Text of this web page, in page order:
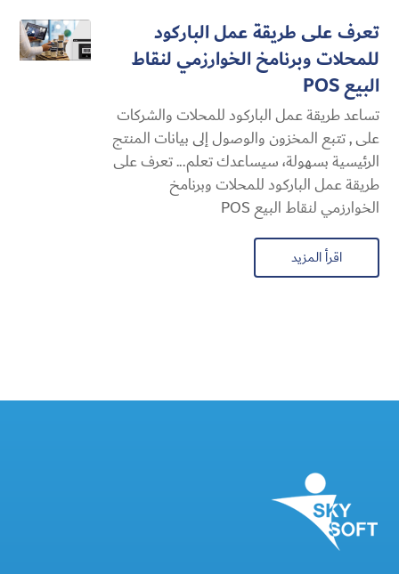
تعرف على طريقة عمل الباركود
للمحلات وبرنامخ الخوارزمي لنقاط
البيع POS
تساعد طريقة عمل الباركود للمحلات والشركات
على , تتبع المخزون والوصول إلى بيانات المنتج
الرئيسية بسهولة، سيساعدك تعلم... تعرف على
طريقة عمل الباركود للمحلات وبرنامخ
الخوارزمي لنقاط البيع POS
اقرأ المزيد